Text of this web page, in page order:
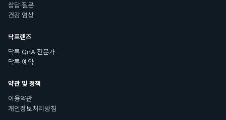
상담·질문
건강 영상
닥프렌즈
닥톡 QnA 전문가
닥톡 예약
약관 및 정책
이용약관
개인정보처리방침